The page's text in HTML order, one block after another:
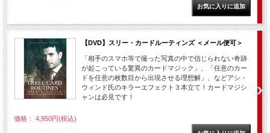
【DVD】スリー・カードルーティンズ ＜メール便可＞
「相手のスマホ等で撮った写真の中で信じられない奇跡
が起こっている驚異のカードマジック」、「任意のカー
ドを任意の枚数目から出現させる理想解」、などアシ・
ウィンド氏のキラーエフェクト３本立て！カードマジシ
ャンは必見です！
価格： 4,950円(税込)